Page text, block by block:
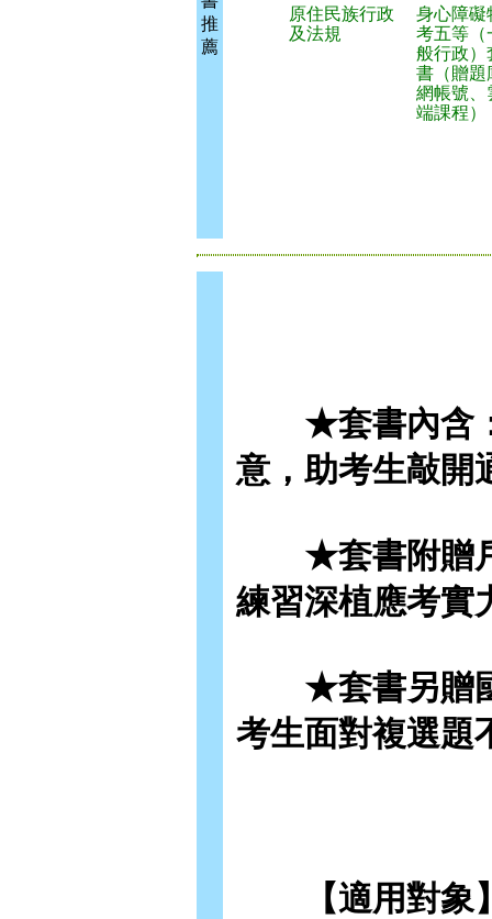
推
薦
原住民族行政
及法規
身心障礙
考五等（
般行政）
書（贈題
網帳號、
端課程）
★套書內含：
意，助考生敲開
★套書附贈戶
練習深植應考實
★套書另贈國
考生面對複選題
【適用對象